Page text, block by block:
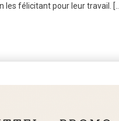
félicitant pour leur travail. […]